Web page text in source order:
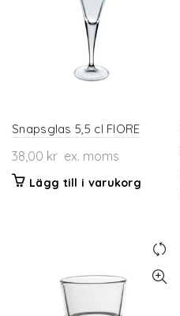
Snapsglas 5,5 cl FIORE
38,00 kr ex. moms
Lägg till i varukorg